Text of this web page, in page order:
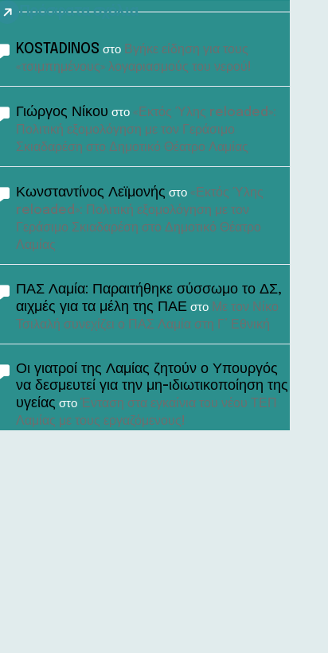
Πρόσφατα σχόλια
KOSTADINOS στο Βγήκε είδηση για τους
«τσιμπημένους» λογαριασμούς του νερού!
Γιώργος Νίκου στο «Εκτός Ύλης reloaded»:
Πολιτική εξομολόγηση με τον Γεράσιμο
Σκιαδαρέση στο Δημοτικό Θέατρο Λαμίας
Κωνσταντίνος Λεϊμονής στο «Εκτός Ύλης
reloaded»: Πολιτική εξομολόγηση με τον
Γεράσιμο Σκιαδαρέση στο Δημοτικό Θέατρο
Λαμίας
ΠΑΣ Λαμία: Παραιτήθηκε σύσσωμο το ΔΣ,
αιχμές για τα μέλη της ΠΑΕ στο Με τον Νίκο
Τσιλαλή συνεχίζει ο ΠΑΣ Λαμία στη Γ’ Εθνική
Οι γιατροί της Λαμίας ζητούν ο Υπουργός
να δεσμευτεί για την μη-ιδιωτικοποίηση της
υγείας στο Ένταση στα εγκαίνια του νέου ΤΕΠ
Λαμίας με τους εργαζόμενους!